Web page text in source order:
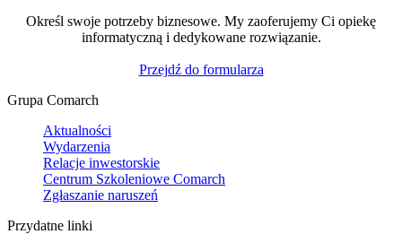
Określ swoje potrzeby biznesowe. My zaoferujemy Ci opiekę
informatyczną i dedykowane rozwiązanie.
Przejdź do formularza
Grupa Comarch
Aktualności
Wydarzenia
Relacje inwestorskie
Centrum Szkoleniowe Comarch
Zgłaszanie naruszeń
Przydatne linki